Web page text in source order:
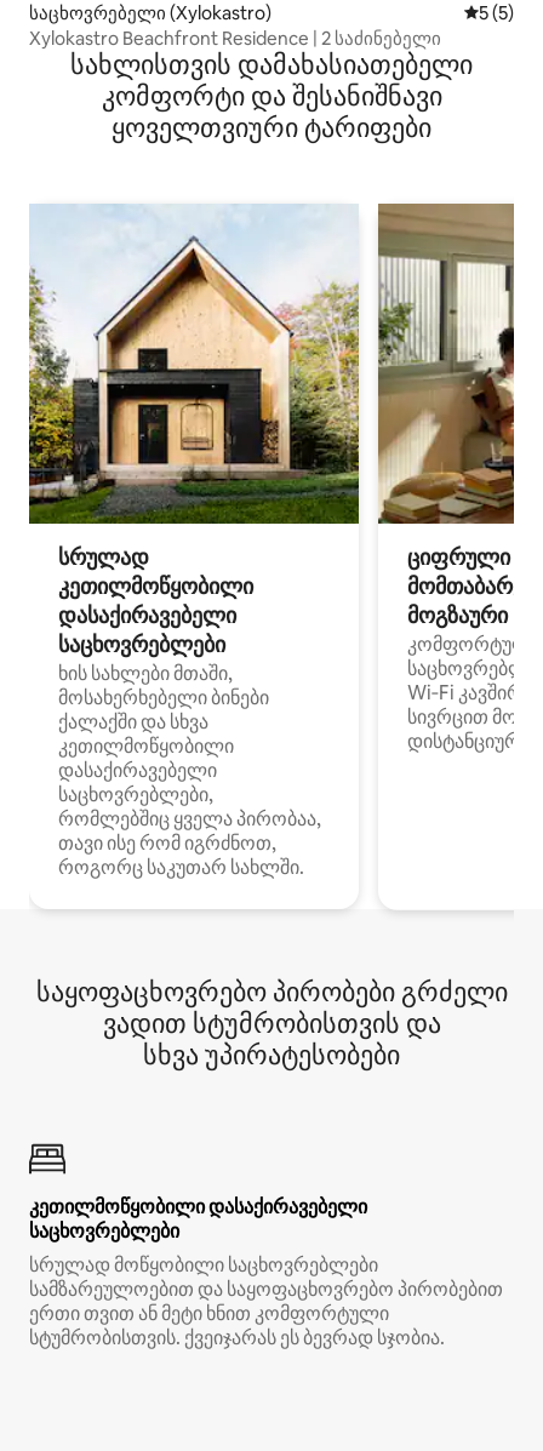
საცხოვრებელი (Xylokastro)
5 (5)
Xylokastro Beachfront Residence | 2 საძინებელი
სახლისთვის დამახასიათებელი
კომფორტი და შესანიშნავი
ყოველთვიური ტარიფები
სრულად
კეთილმოწყობილი
დასაქირავებელი
საცხოვრებლები
ხის სახლები მთაში,
მოსახერხებელი ბინები
ქალაქში და სხვა
კეთილმოწყობილი
დასაქირავებელი
საცხოვრებლები,
რომლებშიც ყველა პირობაა,
თავი ისე რომ იგრძნოთ,
როგორც საკუთარ სახლში.
ციფრული
მოგზაური
კომფორტული
Wi‑Fi
სივრცით
დისტანციური
საყოფაცხოვრებო პირობები გრძელი
ვადით სტუმრობისთვის და
სხვა უპირატესობები
კეთილმოწყობილი დასაქირავებელი
საცხოვრებლები
სრულად მოწყობილი საცხოვრებლები
სამზარეულოებით და საყოფაცხოვრებო პირობებით
ერთი თვით ან მეტი ხნით კომფორტული
სტუმრობისთვის. ქვეიჯარას ეს ბევრად სჯობია.